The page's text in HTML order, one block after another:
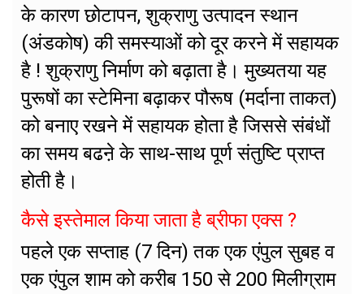
के कारण छोटापन, शुक्राणु उत्पादन स्थान
(अंडकोष) की समस्याओं को दूर करने में सहायक
है ! शुक्राणु निर्माण को बढ़ाता है। मुख्यतया यह
पुरूषों का स्टेमिना बढ़ाकर पौरूष (मर्दाना ताकत)
को बनाए रखने में सहायक होता है जिससे संबंधों
का समय बढऩे के साथ-साथ पूर्ण संतुष्टि प्राप्त
होती है।
कैसे इस्तेमाल किया जाता है ब्रीफा एक्स ?
पहले एक सप्ताह (7 दिन) तक एक एंपुल सुबह व
एक एंपुल शाम को करीब 150 से 200 मिलीग्राम